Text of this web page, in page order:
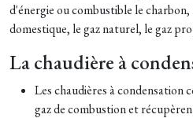
d'énergie ou combustible le
domestique, le gaz naturel, le gaz
La chaudière à
Les chaudières à condensation
gaz de combustion et